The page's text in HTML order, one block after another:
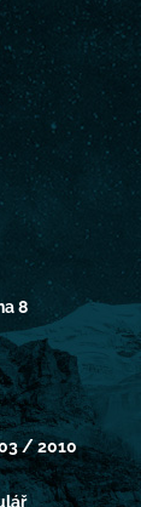
8
/ 2010